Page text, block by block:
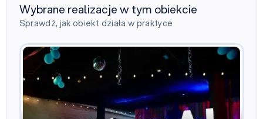
Wybrane realizacje w tym obiekcie
Sprawdź, jak obiekt działa w praktyce
Samsung PlAIground – Galaxy AI Party